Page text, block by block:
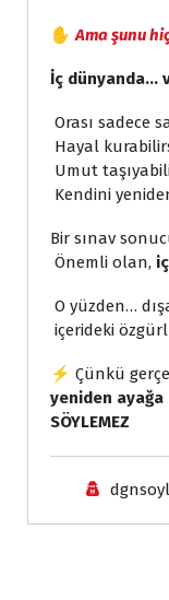
✋Ama şunu
İç dünyanda…
Orası sadece
Hayal
Umut
Kendini
Bir sınav
Önemli olan,
O yüzden…
içerideki
⚡ Çünkü
yeniden ayağa
SÖYLEMEZ